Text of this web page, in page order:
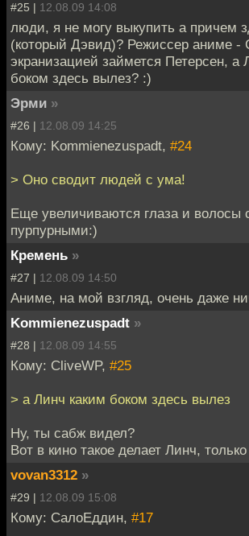
#25 | 12.08.09 14:08
люди, я не могу выкупить а причем
(который Дэвид)? Режиссер аниме -
экранизацией займется Петерсен, а
боком здесь вылез? :)
Эрми »
#26 | 12.08.09 14:25
Кому: Kommienezuspadt, #24
> Оно сводит людей с ума!
Еще увеличиваются глаза и волосы
пурпурными:)
Кремень »
#27 | 12.08.09 14:50
Аниме, на мой взгляд, очень даже
Kommienezuspadt »
#28 | 12.08.09 14:55
Кому: CliveWP, #25
> а Линч каким боком здесь вылез
Ну, ты сабж видел?
Вот в кино такое делает Линч,
vovan3312 »
#29 | 12.08.09 15:08
Кому: СалоЕддин, #17